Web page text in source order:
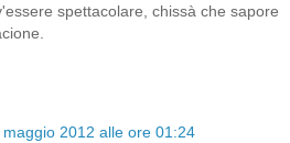
spettacolare, chissà che sapore
maggio 2012 alle ore 01:24